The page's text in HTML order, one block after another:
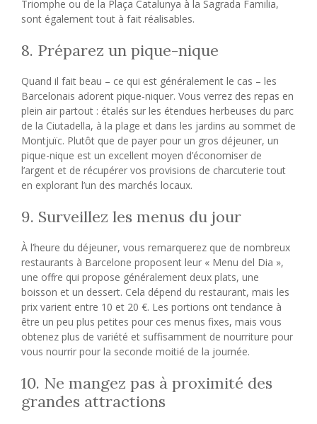
Triomphe ou de la Plaça Catalunya à la Sagrada Familia,
sont également tout à fait réalisables.
8. Préparez un pique-nique
Quand il fait beau – ce qui est généralement le cas – les
Barcelonais adorent pique-niquer. Vous verrez des repas en
plein air partout : étalés sur les étendues herbeuses du parc
de la Ciutadella, à la plage et dans les jardins au sommet de
Montjuïc. Plutôt que de payer pour un gros déjeuner, un
pique-nique est un excellent moyen d’économiser de
l’argent et de récupérer vos provisions de charcuterie tout
en explorant l’un des marchés locaux.
9. Surveillez les menus du jour
À l’heure du déjeuner, vous remarquerez que de nombreux
restaurants à Barcelone proposent leur « Menu del Dia »,
une offre qui propose généralement deux plats, une
boisson et un dessert. Cela dépend du restaurant, mais les
prix varient entre 10 et 20 €. Les portions ont tendance à
être un peu plus petites pour ces menus fixes, mais vous
obtenez plus de variété et suffisamment de nourriture pour
vous nourrir pour la seconde moitié de la journée.
10. Ne mangez pas à proximité des
grandes attractions